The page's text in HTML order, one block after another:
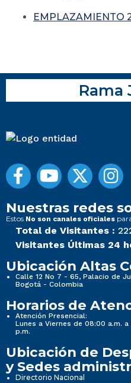
EMPLAZAMIENTO
Rama
Nuestras redes
Estos No son canales oficiales
Total de Visitantes :
Visitantes Últimas 24
Ubicación Altas
Calle 12 No 7 - 65, Palacio de
Bogotá - Colombia
Horarios de
Atención Presencial:
Lunes a Viernes de 08:00 a.m.
p.m.
Ubicación de
y Sedes
Directorio Nacional